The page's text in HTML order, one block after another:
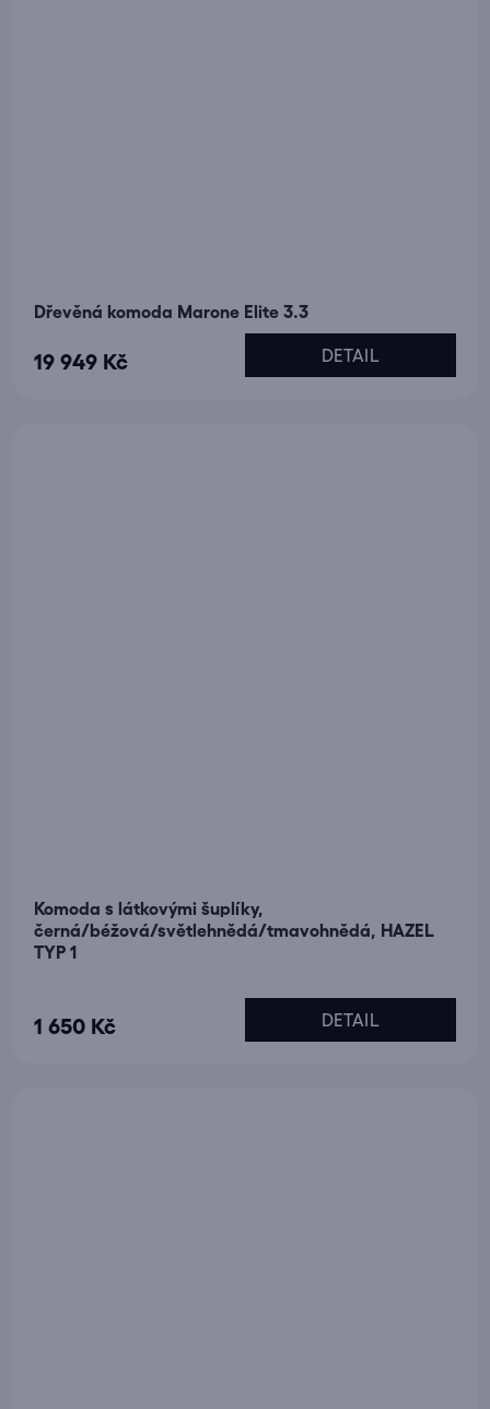
Dřevěná komoda Marone Elite 3.3
19 949 Kč DETAIL
Komoda s látkovými šuplíky,
černá/béžová/světlehnědá/tmavohnědá, HAZEL
TYP 1
hodnocení
1 650 Kč DETAIL